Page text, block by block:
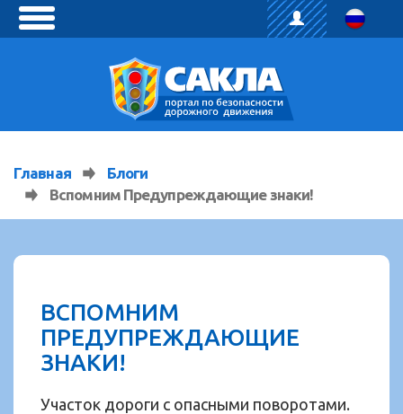
toggle
Главная
Блоги
Вспомним Предупреждающие знаки!
ВСПОМНИМ
ПРЕДУПРЕЖДАЮЩИЕ
ЗНАКИ!
Участок дороги с опасными поворотами.